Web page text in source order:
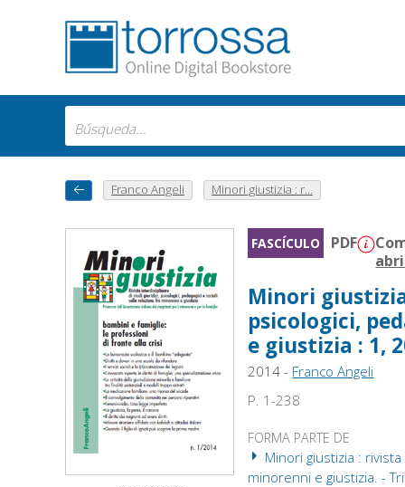
Franco Angeli Minori giustizia : r...
FASCÍCULO PDF
Minori
psicologici,
e giustizia : 1,
2014 - Franco Angeli
P. 1-238
FORMA PARTE DE
Minori giustizia :
minorenni e giustizia. -